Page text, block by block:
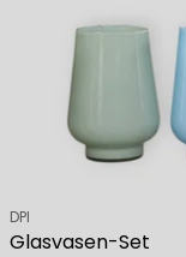
Glasvasen-Set
Verkäufer:
DPI